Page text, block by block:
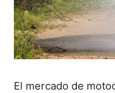
El mercado de